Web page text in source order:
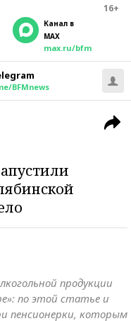
16+
Канал в
MAX
max.ru/bfm
BFMnews
продукции
по этой статье и
пенсионерки, которым